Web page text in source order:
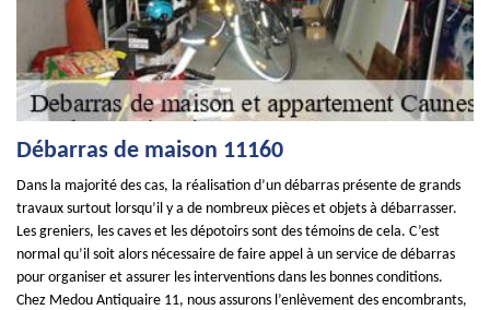
Débarras de maison 11160
Dans la majorité des cas, la réalisation d’un débarras présente de grands
travaux surtout lorsqu’il y a de nombreux pièces et objets à débarrasser.
Les greniers, les caves et les dépotoirs sont des témoins de cela. C’est
normal qu’il soit alors nécessaire de faire appel à un service de débarras
pour organiser et assurer les interventions dans les bonnes conditions.
Chez Medou Antiquaire 11, nous assurons l’enlèvement des encombrants,